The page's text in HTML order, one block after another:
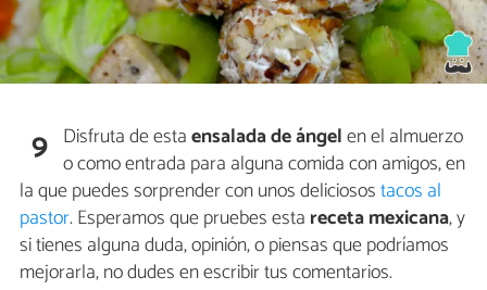
9 Disfruta de estaensalada de ángelen el almuerzo
o como entrada para alguna comida con amigos, en
la que puedes sorprender con unos deliciosostacos al
pastor. Esperamos que pruebes esta receta mexicana, y
si tienes alguna duda, opinión, o piensas que podríamos
mejorarla, no dudes en escribir tus comentarios.